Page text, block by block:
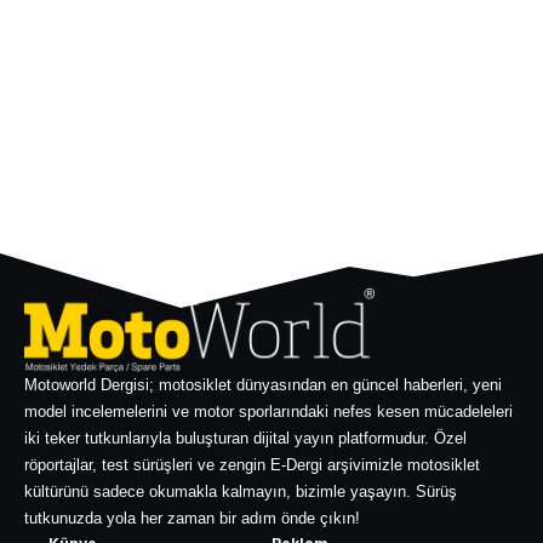
Motoworld Dergisi; motosiklet dünyasından en güncel haberleri, yeni
model incelemelerini ve motor sporlarındaki nefes kesen mücadeleleri
iki teker tutkunlarıyla buluşturan dijital yayın platformudur. Özel
röportajlar, test sürüşleri ve zengin E-Dergi arşivimizle motosiklet
kültürünü sadece okumakla kalmayın, bizimle yaşayın. Sürüş
tutkunuzda yola her zaman bir adım önde çıkın!